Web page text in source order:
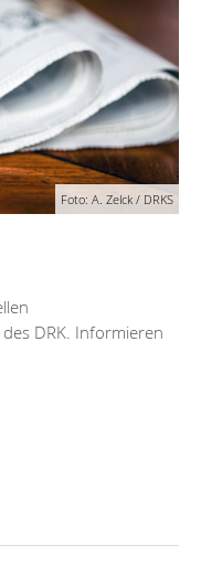
Foto: A. Zelck / DRKS
DRK. Informieren